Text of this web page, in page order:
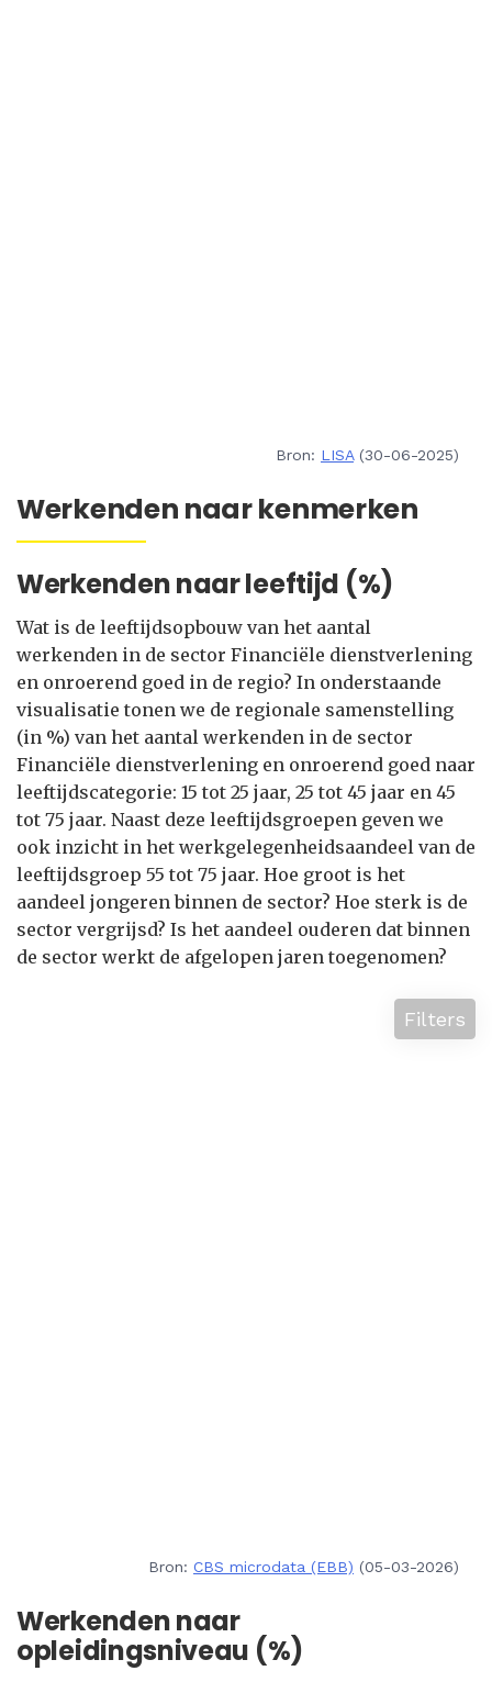
Bron: LISA(30-06-2025)
Werkenden naar kenmerken
Werkenden naar leeftijd (%)
Wat is de leeftijdsopbouw van het aantal
werkenden in de sector Financiële dienstverlening
en onroerend goed in de regio? In onderstaande
visualisatie tonen we de regionale samenstelling
(in %) van het aantal werkenden in de sector
Financiële dienstverlening en onroerend goed naar
leeftijdscategorie: 15 tot 25 jaar, 25 tot 45 jaar en 45
tot 75 jaar. Naast deze leeftijdsgroepen geven we
ook inzicht in het werkgelegenheidsaandeel van de
leeftijdsgroep 55 tot 75 jaar. Hoe groot is het
aandeel jongeren binnen de sector? Hoe sterk is de
sector vergrijsd? Is het aandeel ouderen dat binnen
de sector werkt de afgelopen jaren toegenomen?
Filters
Bron: CBS microdata (EBB) (05-03-2026)
Werkenden naar
opleidingsniveau (%)